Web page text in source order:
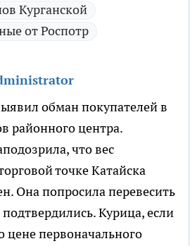
Курганской
от Роспотр
обман покупателей в
районного центра.
что вес
точке Катайска
Она попросила перевесить
Курица, если
цене первоначального